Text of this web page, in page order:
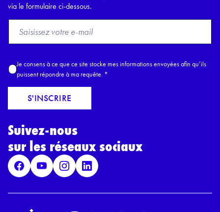
via le formulaire ci-dessous.
o
E
a
l
A
c
c
r
R
P
D
*
Je consens à ce que ce site stocke mes informations envoyées afin qu’ils
puissent répondre à ma requête. *
S'INSCRIRE
Suivez-nous
sur les réseaux sociaux